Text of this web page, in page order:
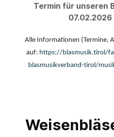
Termin für unseren
07.02.2026
Alle Informationen (Termine,
auf: https://blasmusik.tirol/
blasmusikverband-tirol/